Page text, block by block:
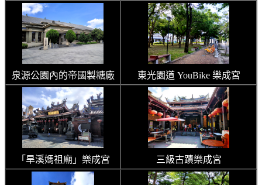
泉源公園內的帝國製糖廠 東光園道 YouBike 樂成宮
「旱溪媽祖廟」樂成宮 三級古蹟樂成宮